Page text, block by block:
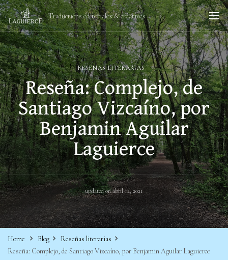
Traductions éditoriales & créatives
RESEÑAS LITERARIAS
Reseña: Complejo, de
Santiago Vizcaíno, por
Benjamin Aguilar
Laguierce
updated onabril 12, 2021
Home Blog
Reseñas literarias
Reseña: Complejo, de Santiago Vizcaíno, por Benjamin Aguilar Laguierce